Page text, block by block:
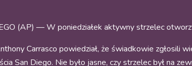
(AP) — W poniedziałek aktywny strzelec
Carrasco powiedział, że świadkowie zgłosili
San Diego. Nie było jasne, czy strzelec był na